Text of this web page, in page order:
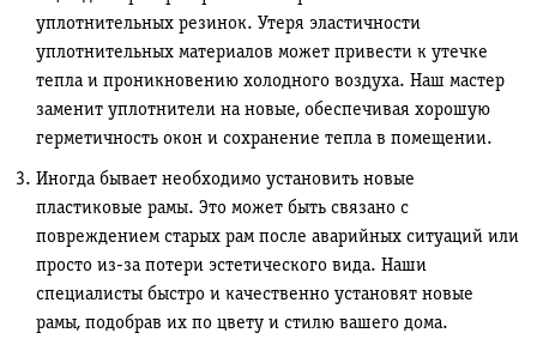
уплотнительных резинок. Утеря эластичности
уплотнительных материалов может привести к утечке
тепла и проникновению холодного воздуха. Наш мастер
заменит уплотнители на новые, обеспечивая хорошую
герметичность окон и сохранение тепла в помещении.
Иногда бывает необходимо установить новые
пластиковые рамы. Это может быть связано с
повреждением старых рам после аварийных ситуаций или
просто из-за потери эстетического вида. Наши
специалисты быстро и качественно установят новые
рамы, подобрав их по цвету и стилю вашего дома.